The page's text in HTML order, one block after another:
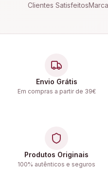
Clientes Satisfeitos
Envio Grátis
Em compras a partir de 39€
Produtos Originais
100% autênticos e seguros